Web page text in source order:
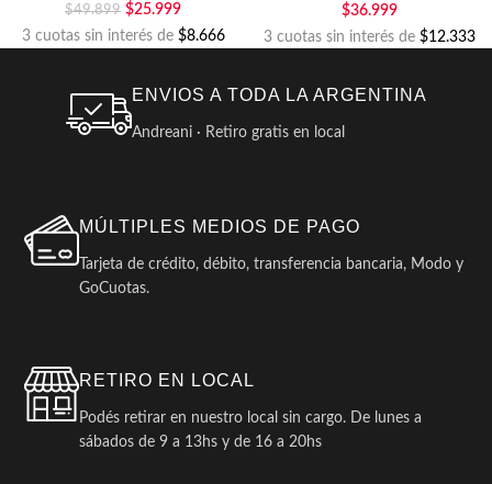
$49.899 $25.999
3 cuotas sin interés de $8.666
$36.999
3 cuotas sin interés de $12.333
ENVIOS A TODA LA ARGENTINA
Andreani · Retiro gratis en local
MÚLTIPLES MEDIOS DE PAGO
Tarjeta de crédito, débito, transferencia bancaria, Modo y
GoCuotas.
RETIRO EN LOCAL
Podés retirar en nuestro local sin cargo. De lunes a
sábados de 9 a 13hs y de 16 a 20hs